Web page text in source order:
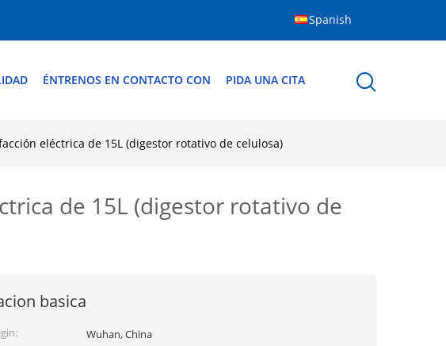
Spanish
ÉNTRENOS EN CONTACTO CON PIDA UNA CITA
eléctrica de 15L (digestor rotativo de celulosa)
de 15L (digestor rotativo de
basica
Wuhan, China